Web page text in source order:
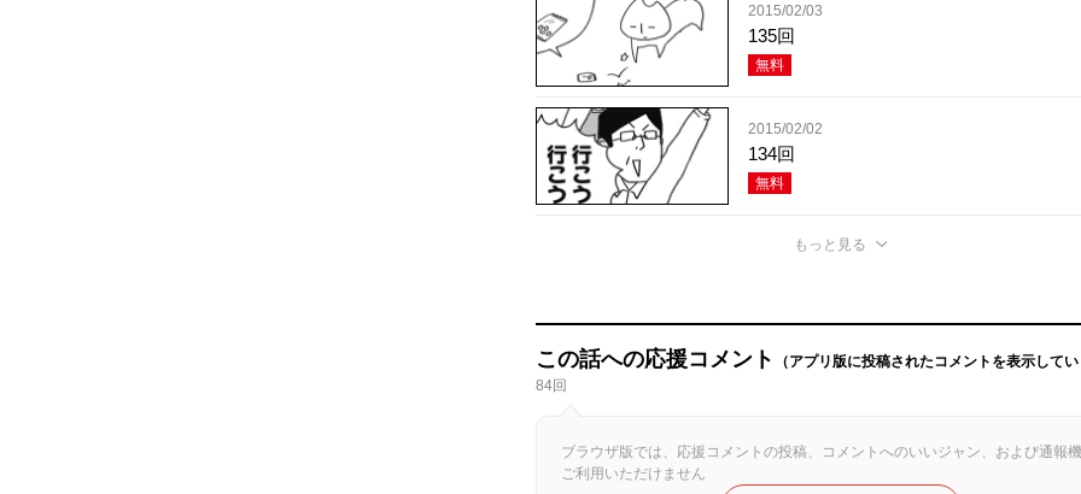
2015/02/03
135回
無料
2015/02/02
134回
無料
もっと見る
この話への応援コメント
（アプリ版に投稿されたコメントを表示して
84回
ブラウザ版では、応援コメントの投稿、コメントへのいいジャン、および通報
ご利用いただけません